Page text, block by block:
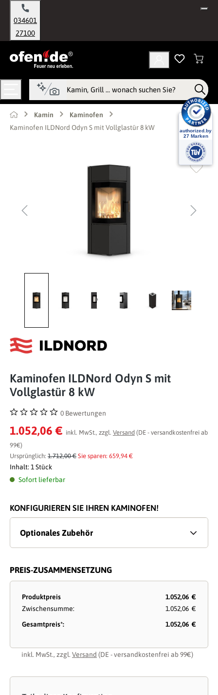
springen
034601
27100
Kamin
Kaminofen
Kaminofen ILDNord Odyn S mit Vollglastür 8 kW
Kaminofen ILDNord Odyn S mit
Vollglastür 8 kW
Durchschnittliche Bewertung von 0 von 5 Sternen
0 Bewertungen
1.052,06 € inkl. MwSt., zzgl. Versand (DE - versandkostenfrei ab
99€)
Ursprünglich: 1.712,00 € Sie sparen: 659,94 €
Inhalt: 1 Stück
Sofort lieferbar
KONFIGURIEREN SIE IHREN KAMINOFEN!
Optionales Zubehör
PREIS-ZUSAMMENSETZUNG
Produktpreis
1.052,06 €
Zwischensumme:
1.052,06 €
Gesamtpreis*:
1.052,06 €
inkl. MwSt., zzgl. Versand (DE - versandkostenfrei ab 99€)